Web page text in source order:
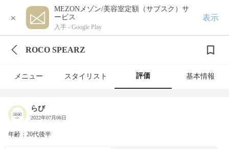
×
MEZONメゾン/美容室定額（サブスク）サ
ービス
入手 - Google Play
表示
ROCO SPEARZ
メニュー スタイリスト 評価 基本情報
らび
2022年07月06日
年齢：20代後半